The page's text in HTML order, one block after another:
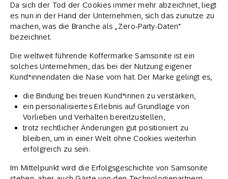
Da sich der Tod der Cookies immer mehr abzeichnet, liegt
es nun in der Hand der Unternehmen, sich das zunutze zu
machen, was die Branche als „Zero-Party-Daten“
bezeichnet.
Die weltweit führende Koffermarke Samsonite ist ein
solches Unternehmen, das bei der Nutzung eigener
Kund*innendaten die Nase vorn hat. Der Marke gelingt es,
die Bindung bei treuen Kund*innen zu verstärken,
ein personalisiertes Erlebnis auf Grundlage von
Vorlieben und Verhalten bereitzustellen,
trotz rechtlicher Änderungen gut positioniert zu
bleiben, um in einer Welt ohne Cookies weiterhin
erfolgreich zu sein.
Im Mittelpunkt wird die Erfolgsgeschichte von Samsonite